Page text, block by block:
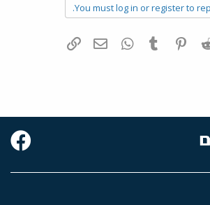
You must log in or register to
Reddit
Pinterest
Tumblr
WhatsAppדואר אלקטרוני